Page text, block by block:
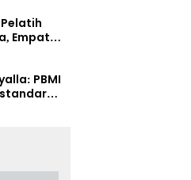
Empat
PBMI